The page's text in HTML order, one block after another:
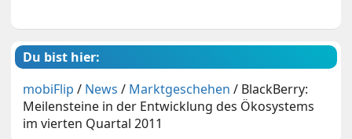
Du bist hier:
mobiFlip / News / Marktgeschehen / BlackBerry:
Meilensteine in der Entwicklung des Ökosystems
im vierten Quartal 2011